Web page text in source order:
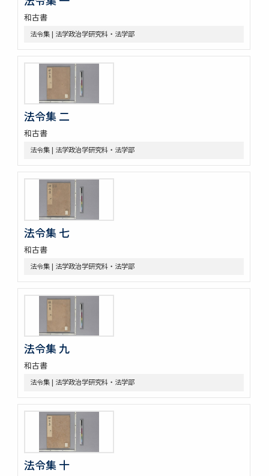
元長卿記
令集解[甲:2:1147]
康富記
古代中世法制史料
中世法制史料
御成敗式目関係古写本群
御成敗式目 [極書あり]
令義解・令集解写本・刊本群
令集解[甲:2:100]
令集解[甲:2:101]
令集解[甲:2:342]
令集解[甲:2:670]
令集解[甲:2:671]
令集解[甲:2:1147]
令集解[甲:2:2043]
令集解[甲:2:2364]
令義解
近世史料
遠山家記録残闕
豊田友直日記
三井家伝遺書
昌平紀事
宮崎益次郎日記
御代官手かがみ
御勝手方御定書并伺之上被仰渡候書付
奥坊主組頭記録
佐野堀田家関係史料
堀田家記録
堀田家記録 公私緊要
和古書
法令集 | 法学政治学研究科・法学部
法令集 二
和古書
法令集 | 法学政治学研究科・法学部
法令集 七
和古書
法令集 | 法学政治学研究科・法学部
法令集 九
和古書
法令集 | 法学政治学研究科・法学部
法令集 十